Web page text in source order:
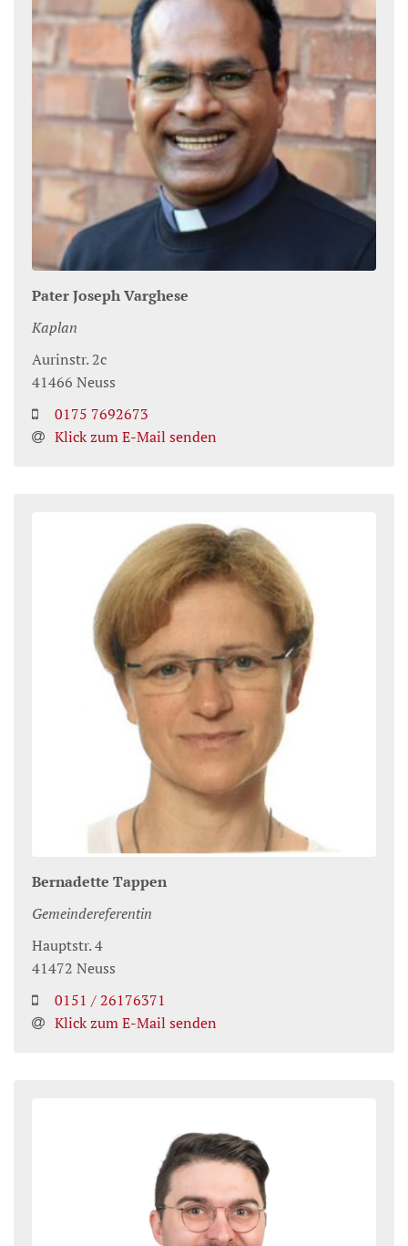
PaterJosephVarghese
Kaplan
Aurinstr. 2c
41466 Neuss
0175 7692673
Klick zum E-Mail senden
Bernadette Tappen
Gemeindereferentin
Hauptstr. 4
41472 Neuss
0151 / 26176371
Klick zum E-Mail senden